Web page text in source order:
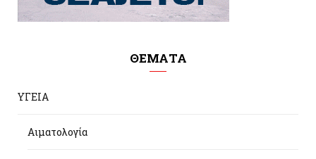
ΘΕΜΑΤΑ
ΥΓΕΙΑ
Αιματολογία